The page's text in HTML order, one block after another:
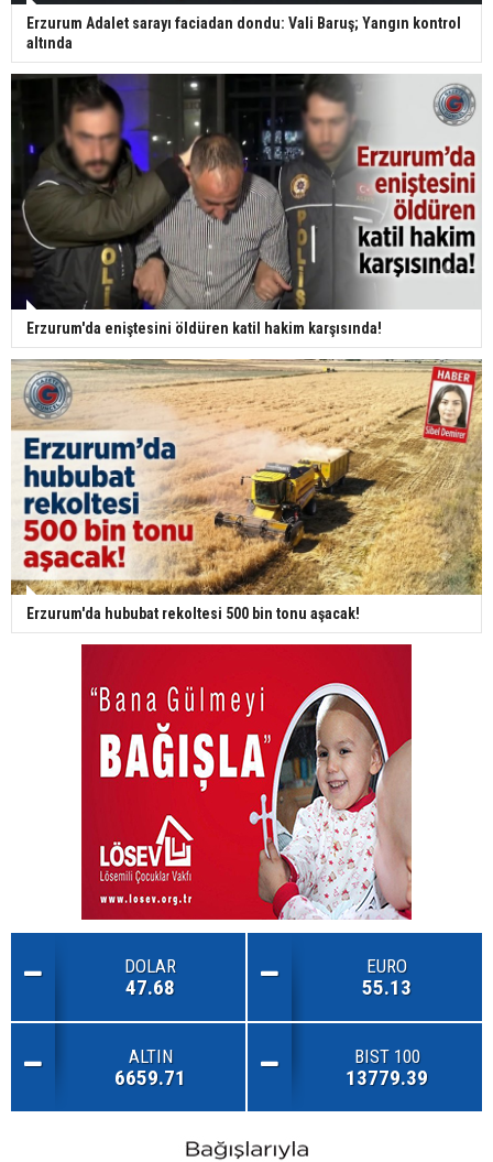
Erzurum Adalet sarayı faciadan dondu: Vali Baruş; Yangın kontrol
altında
Erzurum'da eniştesini öldüren katil hakim karşısında!
Erzurum'da hububat rekoltesi 500 bin tonu aşacak!
DOLAR
47.68
EURO
55.13
ALTIN
6659.71
BIST 100
13779.39